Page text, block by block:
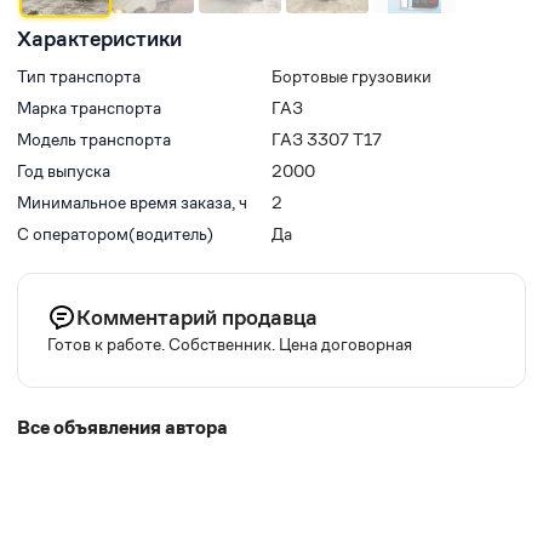
Характеристики
Тип транспорта
Бортовые грузовики
Марка транспорта
ГАЗ
Модель транспорта
ГАЗ 3307 Т17
Год выпуска
2000
Минимальное время заказа, ч
2
С оператором(водитель)
Да
Комментарий продавца
Готов к работе. Собственник. Цена договорная
Все объявления автора